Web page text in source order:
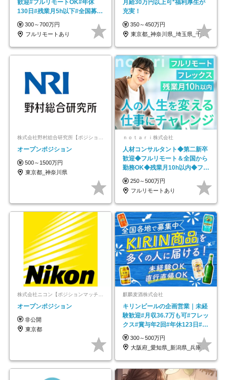
歓迎#フルリモートOK#年休
130日#残業月5h以下#全国募集
#最大1年の研修
300～700万円
フルリモートあり
月給30万円以上可*福利厚生が
充実！
350～450万円
東京都_神奈川県_埼玉県_千葉県_大阪府…
株式会社野村総合研究所【ポジションマッチ登録】
オープンポジション
500～1500万円
東京都_神奈川県
ｎｏｔａｒｉ株式会社
人材コンサルタント◆第二新卒
歓迎◆フルリモート＆全国から
勤務OK◆残業月10h以内◆フレ
ックス制
250～500万円
フルリモートあり
オープンポジション
非公開
東京都
麒麟麦酒株式会社
キリンビールの企画営業｜未経
験歓迎#月収36.7万も可#フレッ
クス#賞与年2回#年休123日#完
全週休2日制
300～500万円
大阪府_愛知県_新潟県_兵庫県_福岡県